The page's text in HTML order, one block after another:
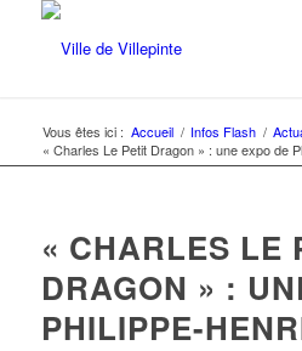
Vous êtes ici : Accueil / Infos Flash /
« Charles Le Petit Dragon » : une expo de
« CHARLES LE
DRAGON » :
PHILIPPE-